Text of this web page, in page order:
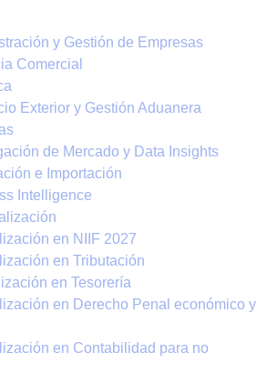
y Gestión de Empresas
Comercial
Exterior y Gestión Aduanera
de Mercado y Data Insights
e Importación
Intelligence
en NIIF 2027
en Tributación
en Tesorería
en Derecho Penal económico y
en Contabilidad para no